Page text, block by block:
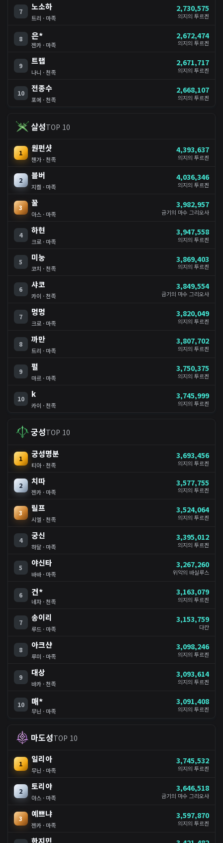
7 노소하
트리 · 마족
2,730,575
의지의 투르겐
8 은*
젠카 · 마족
2,672,474
의지의 투르겐
9 트랩
나니 · 천족
2,671,717
의지의 투르겐
10 전종수
포에 · 천족
2,668,107
의지의 투르겐
살성TOP 10
1 원펀샷
챈가 · 천족
4,393,637
의지의 투르겐
2 블버
지켈 · 마족
4,036,346
의지의 투르겐
3 꿀
아스 · 마족
3,982,957
금기의 마수 그리오사
4 하현
크로 · 마족
3,947,558
의지의 투르겐
5 미눙
코치 · 천족
3,869,403
의지의 투르겐
6 샤코
카이 · 천족
3,849,554
금기의 마수 그리오사
7 멍멍
크로 · 마족
3,820,049
의지의 투르겐
8 까만
트리 · 마족
3,807,702
의지의 투르겐
9 펼
마르 · 마족
3,750,375
의지의 투르겐
10 k
카이 · 천족
3,745,999
의지의 투르겐
궁성TOP 10
1 궁성명분
티아 · 천족
3,693,456
의지의 투르겐
2 치따
젠카 · 마족
3,577,755
의지의 투르겐
3 릴프
시엘 · 천족
3,524,064
의지의 투르겐
4 궁신
하달 · 마족
3,395,012
의지의 투르겐
5 야신타
바바 · 마족
3,267,260
위악의 바실루스
6 건*
네자 · 천족
3,163,079
의지의 투르겐
7 송이리
루드 · 마족
3,153,759
다칸
8 아크샨
루미 · 마족
3,098,246
의지의 투르겐
9 대상
바카 · 천족
3,093,614
의지의 투르겐
10 매*
무닌 · 마족
3,091,408
의지의 투르겐
마도성TOP 10
1 일리아
무닌 · 마족
3,745,532
의지의 투르겐
2 토리야
아스 · 마족
3,646,518
금기의 마수 그리오사
3 예쁘냐
젠카 · 마족
3,597,870
의지의 투르겐
한지민